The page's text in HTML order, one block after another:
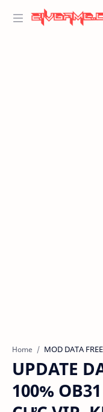
Home MOD DATA
UPDATE
100%